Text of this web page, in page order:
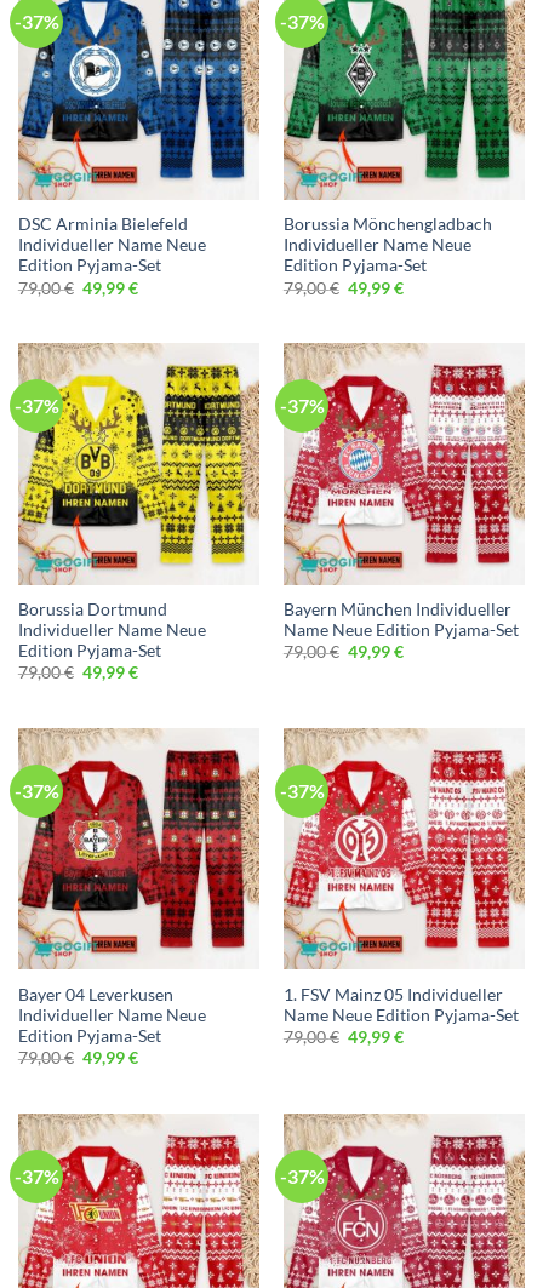
-37%
DSC Arminia Bielefeld
Individueller Name Neue
Edition Pyjama-Set
79,00€ Ursprünglicher
Preis
49,99€Aktueller
-37%
Borussia Mönchengladbach
Individueller Name Neue
Edition Pyjama-Set
79,00€ Ursprünglicher
Preis
49,99€Aktueller
-37%
Borussia Dortmund
Individueller Name Neue
Edition Pyjama-Set
79,00€ Ursprünglicher
Preis
49,99€Aktueller
-37%
Bayern München Individueller
Name Neue Edition Pyjama-Set
79,00€ Ursprünglicher
Preis
49,99€Aktueller
-37%
Bayer 04 Leverkusen
Individueller Name Neue
Edition Pyjama-Set
79,00€ Ursprünglicher
Preis
49,99€Aktueller
-37%
1. FSV Mainz 05 Individueller
Name Neue Edition Pyjama-Set
79,00€ Ursprünglicher
Preis
49,99€Aktueller
-37% -37%